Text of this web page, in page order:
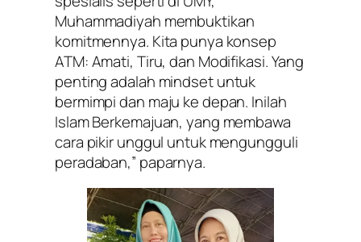
Muhammadiyah membuktikan
komitmennya. Kita punya konsep
ATM: Amati, Tiru, dan Modifikasi. Yang
penting adalah mindsetuntuk
bermimpi dan maju ke depan. Inilah
Islam Berkemajuan, yang membawa
cara pikir unggul untuk mengungguli
peradaban,” paparnya.